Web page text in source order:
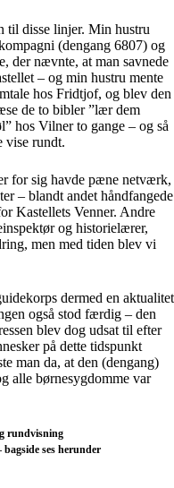
til disse linjer. Min hustru
(dengang 6807) og
der nævnte, at man savnede
– og min hustru mente
hos Fridtjof, og blev den
de to bibler ”lær dem
hos Vilner to gange – og så
vise rundt.
for sig havde pæne netværk,
– blandt andet håndfangede
Kastellets Venner. Andre
og historielærer,
men med tiden blev vi
dermed en aktualitet
også stod færdig – den
blev dog udsat til efter
på dette tidspunkt
man da, at den (dengang)
alle børnesygdomme var
rundvisning
ses herunder